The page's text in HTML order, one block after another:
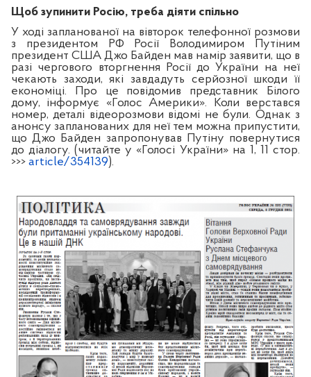
Щоб зупинити Росію, треба діяти спільно
У ході запланованої на вівторок телефонної розмови
з президентом РФ Росії Володимиром Путіним
президент США Джо Байден мав намір заявити, що в
разі чергового вторгнення Росії до України на неї
чекають заходи, які завдадуть серйозної шкоди її
економіці. Про це повідомив представник Білого
дому, інформує «Голос Америки». Коли верстався
номер, деталі відеорозмови відомі не були. Однак з
анонсу запланованих для неї тем можна припустити,
що Джо Байден запропонував Путіну повернутися
до діалогу. (читайте у «Голосі України» на 1, 11 стор.
>>> article/354139).